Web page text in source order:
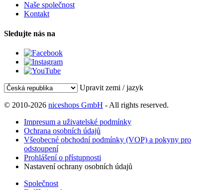
Naše společnost
Kontakt
Sledujte nás na
Upravit zemi / jazyk
© 2010-2026 niceshops GmbH - All rights reserved.
Impresum a uživatelské podmínky
Ochrana osobních údajů
Všeobecné obchodní podmínky (VOP) a pokyny pro
odstoupení
Prohlášení o přístupnosti
Nastavení ochrany osobních údajů
Společnost